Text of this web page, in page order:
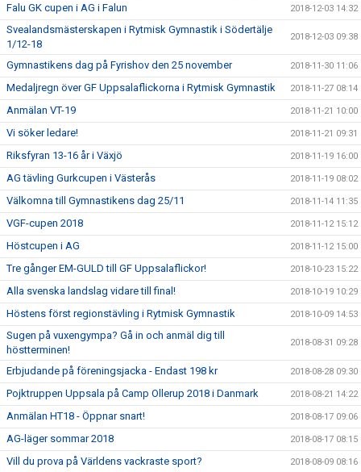
Falu GK cupen i AG i Falun 2018-12-03 14:32
Svealandsmästerskapen i Rytmisk Gymnastik i Södertälje
1/12-18
2018-12-03 09:38
Gymnastikens dag på Fyrishov den 25 november 2018-11-30 11:06
Medaljregn över GF Uppsalaflickorna i Rytmisk Gymnastik 2018-11-27 08:14
Anmälan VT-19 2018-11-21 10:00
Vi söker ledare! 2018-11-21 09:31
Riksfyran 13-16 år i Växjö 2018-11-19 16:00
AG tävling Gurkcupen i Västerås 2018-11-19 08:02
Välkomna till Gymnastikens dag 25/11 2018-11-14 11:35
VGF-cupen 2018 2018-11-12 15:12
Höstcupen i AG 2018-11-12 15:00
Tre gånger EM-GULD till GF Uppsalaflickor! 2018-10-23 15:22
Alla svenska landslag vidare till final! 2018-10-19 10:29
Höstens först regionstävling i Rytmisk Gymnastik 2018-10-09 14:53
Sugen på vuxengympa? Gå in och anmäl dig till
höstterminen!
2018-08-31 09:28
Erbjudande på föreningsjacka - Endast 198 kr 2018-08-28 09:30
Pojktruppen Uppsala på Camp Ollerup 2018 i Danmark 2018-08-21 14:22
Anmälan HT18 - Öppnar snart! 2018-08-17 09:06
AG-läger sommar 2018 2018-08-17 08:15
Vill du prova på Världens vackraste sport? 2018-08-09 08:16